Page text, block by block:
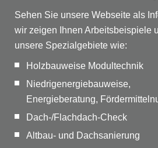
Sehen Sie unsere Webseite als
wir zeigen Ihnen Arbeitsbeispiele
unsere Spezialgebiete wie:
Holzbauweise Modultechnik
Niedrigenergiebauweise,
Energieberatung,
Dach-/Flachdach-Check
Altbau- und Dachsanierung